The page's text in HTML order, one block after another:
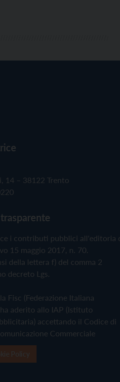
14 – 38122 Trento
i contributi pubblici all'editoria
15 maggio 2017, n. 70.
della lettera f) del comma 2
decreto Lgs.
Fisc (Federazione Italiana
aderito allo IAP (Istituto
accettando il Codice di
Commerciale